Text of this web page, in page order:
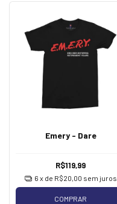
Emery - Dare
R$119,99
6 x de R$20,00 sem juros
COMPRAR